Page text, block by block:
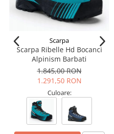
Scarpa
Scarpa Ribelle Hd Bocanci
Alpinism Barbati
1.845,00 RON
1.291,50 RON
Culoare: